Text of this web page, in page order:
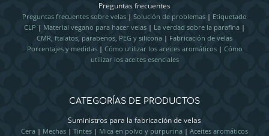
Preguntas frecuentes
Preguntas frecuentes sobre velas | Solución de problemas | Etiquetado
CLP | Material vegano para hacer velas | La verdad sobre la parafina |
CMR, ftalatos, parabenos, PEG y silicona | Fabricación de velas
Porcentajes y medidas| Cómo utilizar los aceites aromáticos| Cómo
utilizar los aceites esenciales
CATEGORÍAS DE PRODUCTOS
Suministros para la fabricación de velas
Cera | Mechas | Tintes | Mica en polvo y purpurina | Aceites aromáticos